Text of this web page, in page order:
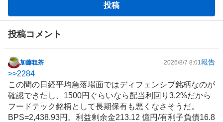
板
投稿
投稿コメント
掲
示
板
記
事
加藤粗茶 2026/8/7 8:01 報告
>>2284
この間の日経平均急落場面ではディフェンシブ銘柄なのが
確認できたし、1500円ぐらいなら配当利回り3.2%だから
フードテック銘柄として長期保有も悪くなさそうだ。
BPS=2,438.93円。利益剰余金213.12 億円/有利子負債16.8